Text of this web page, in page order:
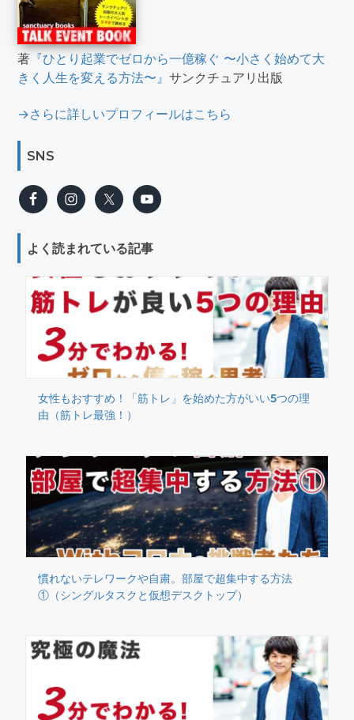
著 『ひとり起業でゼロから一億稼ぐ 〜小さく始めて大
きく人生を変える方法〜』サンクチュアリ出版
→さらに詳しいプロフィールはこちら
SNS
よく読まれている記事
女性もおすすめ！「筋トレ」を始めた方がいい5つの理
由（筋トレ最強！）
慣れないテレワークや自粛。部屋で超集中する方法
①（シングルタスクと仮想デスクトップ）